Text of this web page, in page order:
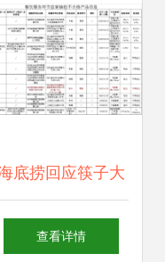
底捞回应筷子大
肠菌群事件 工厂罐
查看详情